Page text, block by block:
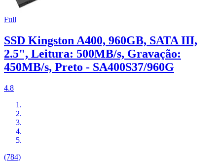
Full
SSD Kingston A400, 960GB, SATA III,
2.5", Leitura: 500MB/s, Gravação:
450MB/s, Preto - SA400S37/960G
4.8
(784)